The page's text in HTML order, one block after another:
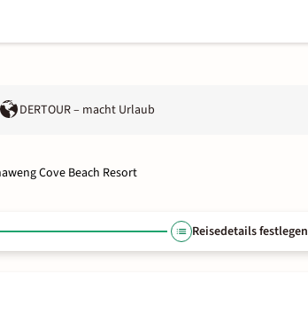
DERTOUR – macht Urlaub
Cove Beach Resort
Reisedetails festlegen